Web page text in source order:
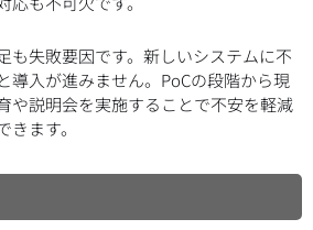
も失敗要因です。新しいシステムに不
導入が進みません。PoCの段階から現
や説明会を実施することで不安を軽減
ます。